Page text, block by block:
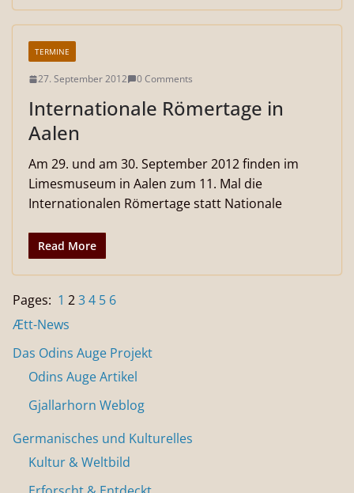
TERMINE
27. September 2012 0 Comments
Internationale Römertage in
Aalen
Am 29. und am 30. September 2012 finden im
Limesmuseum in Aalen zum 11. Mal die
Internationalen Römertage statt Nationale
Read More
Pages: 1 234 5 6
Ætt-News
Das Odins Auge Projekt
Odins Auge Artikel
Gjallarhorn Weblog
Germanisches und Kulturelles
Kultur & Weltbild